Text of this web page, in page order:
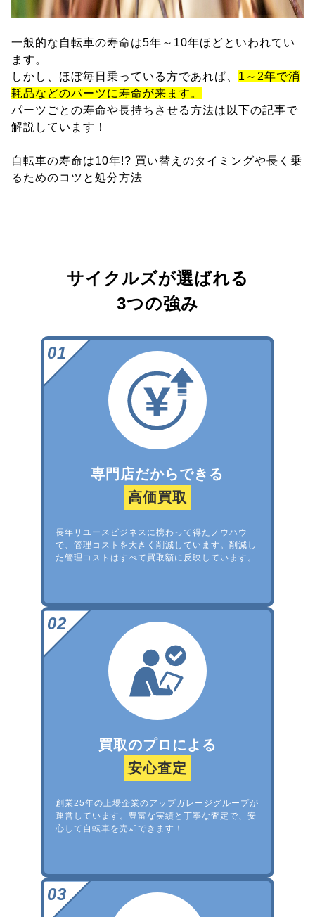
一般的な自転車の寿命は5年～10年ほどといわれてい
ます。
しかし、ほぼ毎日乗っている方であれば、 1～2年で消
耗品などのパーツに寿命が来ます。
パーツごとの寿命や長持ちさせる方法は以下の記事で
解説しています！
自転車の寿命は10年!? 買い替えのタイミングや長く乗
るためのコツと処分方法
サイクルズが選ばれる
3つの強み
専門店だからできる
高価買取
長年リユースビジネスに携わって得たノウハウ
で、管理コストを大きく削減しています。削減し
た管理コストはすべて買取額に反映しています。
買取のプロによる
安心査定
創業25年の上場企業のアップガレージグループが
運営しています。豊富な実績と丁寧な査定で、安
心して自転車を売却できます！